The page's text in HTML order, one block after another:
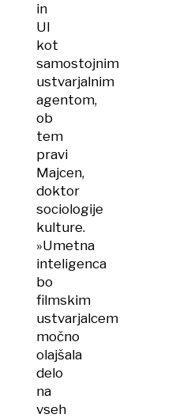
in
UI
kot
samostojnim
ustvarjalnim
agentom,
ob
tem
pravi
Majcen,
doktor
sociologije
kulture.
»Umetna
inteligenca
bo
filmskim
ustvarjalcem
močno
olajšala
delo
na
vseh